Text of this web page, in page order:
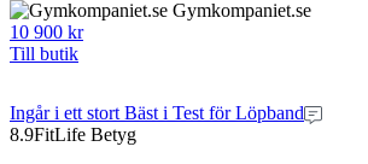
Gymkompaniet.se
10 900 kr
Till butik
Ingår i ett stort Bäst i Test för Löpband
8.9FitLife Betyg